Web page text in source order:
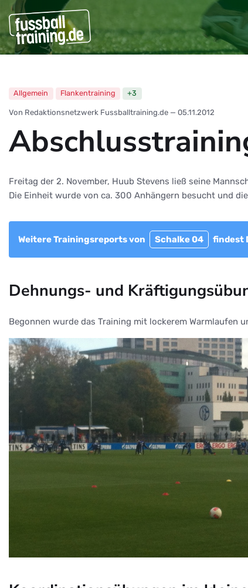
Allgemein Flankentraining +3
Von Redaktionsnetzwerk Fussballtraining.de — 05.11.2012
Freitag der 2. November, Huub Stevens ließ seine
Die Einheit wurde von ca. 300 Anhängern besucht und
Weitere Trainingsreports von Schalke 04 findest
Dehnungs- und
Begonnen wurde das Training mit lockerem Warmlaufen